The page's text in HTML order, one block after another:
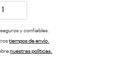
seguros y confiables.
tiempos de envío.
nuestras políticas.